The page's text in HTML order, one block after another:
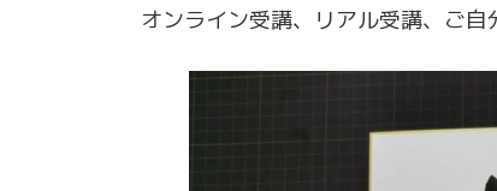
オンライン受講、リアル受講、ご自